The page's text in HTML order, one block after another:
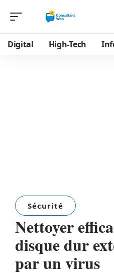
Digital High-Tech
Sécurité
Nettoyer
disque dur
par un virus